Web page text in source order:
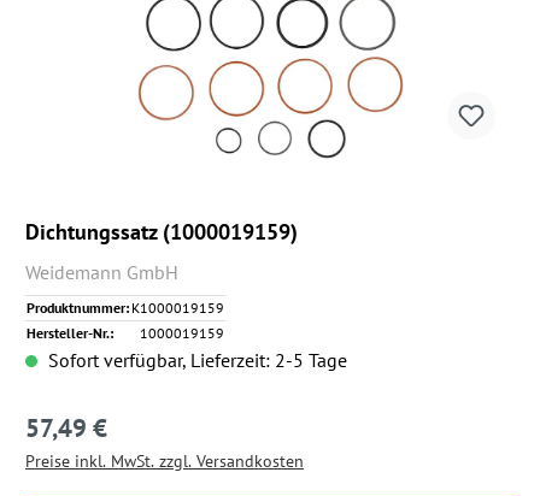
Dichtungssatz (1000019159)
Weidemann GmbH
Produktnummer: K1000019159
Hersteller-Nr.:
1000019159
Sofort verfügbar, Lieferzeit: 2-5 Tage
Regulärer Preis:
57,49 €
Preise inkl. MwSt. zzgl. Versandkosten